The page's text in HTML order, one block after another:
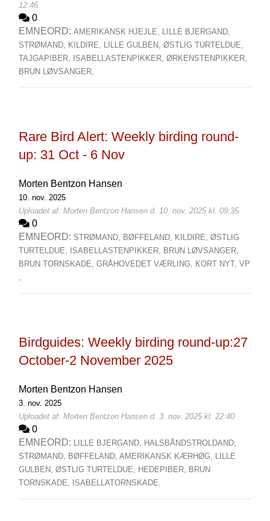
12:46
0
EMNEORD: AMERIKANSK HJEJLE, LILLE BJERGAND,
STRØMAND, KILDIRE, LILLE GULBEN, ØSTLIG TURTELDUE,
TAJGAPIBER,
ISABELLASTENPIKKER, ØRKENSTENPIKKER,
BRUN LØVSANGER,
Rare Bird Alert: Weekly birding round-
up: 31 Oct - 6 Nov
Morten Bentzon Hansen
10. nov. 2025
Uploadet af: Morten Bentzon Hansen d. 10. nov. 2025 kl. 09:35
0
EMNEORD: STRØMAND, BØFFELAND, KILDIRE, ØSTLIG
TURTELDUE,
ISABELLASTENPIKKER, BRUN LØVSANGER,
BRUN TORNSKADE, GRÅHOVEDET VÆRLING, KORT NYT, VP
,
Birdguides: Weekly birding round-up:27
October-2 November 2025
Morten Bentzon Hansen
3. nov. 2025
Uploadet af: Morten Bentzon Hansen d. 3. nov. 2025 kl. 22:40
0
EMNEORD: LILLE BJERGAND, HALSBÅNDSTROLDAND,
STRØMAND, BØFFELAND, AMERIKANSK KÆRHØG, LILLE
GULBEN, ØSTLIG TURTELDUE, HEDEPIBER, BRUN
TORNSKADE,
ISABELLATORNSKADE,